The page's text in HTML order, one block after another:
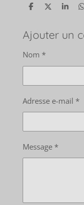
P
t
a
e
P
t
a
P
t
a
t
Ajouter un
Nom *
Adresse e-mail *
Message *